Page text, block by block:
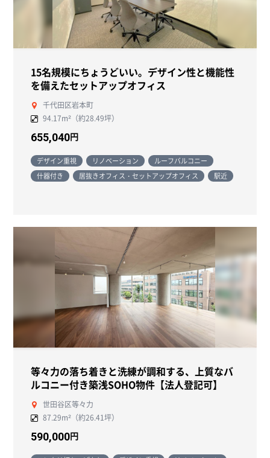
15名規模にちょうどいい。デザイン性と機能性
を備えたセットアップオフィス
千代田区岩本町
94.17m²（約28.49坪）
655,040円
デザイン重視 リノベーション
ルーフバルコニー
什器付き
居抜きオフィス・セットアップオフィス 駅近
等々力の落ち着きと洗練が調和する、上質なバ
ルコニー付き築浅SOHO物件【法人登記可】
世田谷区等々力
87.29m²（約26.41坪）
590,000円